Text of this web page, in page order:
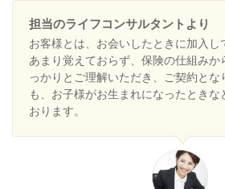
担当のライフコンサルタントより
お客様とは、お会いしたときに加入し
あまり覚えておらず、保険の仕組みか
っかりとご理解いただき、ご契約とな
も、お子様がお生まれになったときな
おります。